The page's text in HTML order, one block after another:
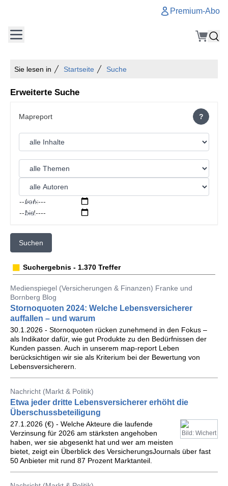
Premium-Abo
Sie lesen in Startseite Suche
Erweiterte Suche
?
von:
bis:
Suchen
Suchergebnis - 1.370 Treffer
Medienspiegel (Versicherungen & Finanzen) Franke und
Bornberg Blog
Stornoquoten 2024: Welche Lebensversicherer
auffallen – und warum
30.1.2026 - Stornoquoten rücken zunehmend in den Fokus –
als Indikator dafür, wie gut Produkte zu den Bedürfnissen der
Kunden passen. Auch in unserem map-report Leben
berücksichtigen wir sie als Kriterium bei der Bewertung von
Lebensversicherern.
Nachricht (Markt & Politik)
Etwa jeder dritte Lebensversicherer erhöht die
Überschussbeteiligung
Bild: Wichert
27.1.2026 (€) - Welche Akteure die laufende
Verzinsung für 2026 am stärksten angehoben
haben, wer sie abgesenkt hat und wer am meisten
bietet, zeigt ein Überblick des VersicherungsJournals über fast
50 Anbieter mit rund 87 Prozent Marktanteil.